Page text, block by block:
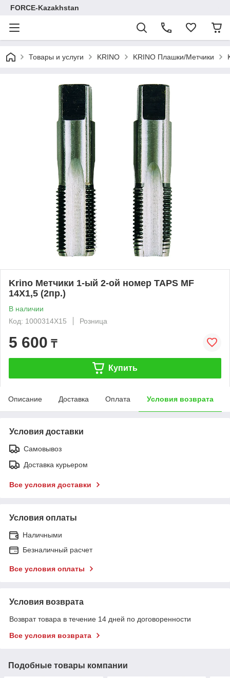
FORCE-Kazakhstan
Товары и услуги KRINO KRINO Плашки/Метчики
Krino Метчики 1-ый 2-ой номер TAPS MF
14X1,5 (2пр.)
В наличии
Код: 1000314X15
Розница
5 600 ₸
Купить
Описание Доставка Оплата Условия возврата
Условия доставки
Самовывоз
Доставка курьером
Все условия доставки
Условия оплаты
Наличными
Безналичный расчет
Все условия оплаты
Условия возврата
Возврат товара в течение 14 дней по договоренности
Все условия возврата
Подобные товары компании